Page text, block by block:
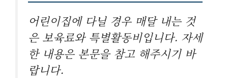
어린이집에 다닐 경우 매달 내는 것
은 보육료와 특별활동비입니다. 자세
한 내용은 본문을 참고 해주시기 바
랍니다.